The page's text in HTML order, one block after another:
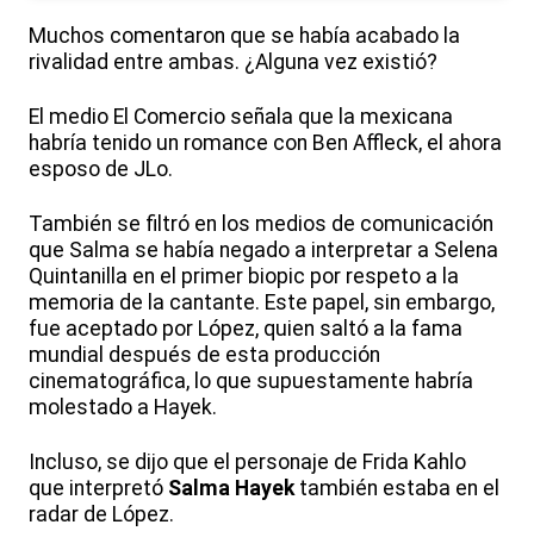
Muchos comentaron que se había acabado la
rivalidad entre ambas. ¿Alguna vez existió?
El medio El Comercio señala que la mexicana
habría tenido un romance con Ben Affleck, el ahora
esposo de JLo.
También se filtró en los medios de comunicación
que Salma se había negado a interpretar a Selena
Quintanilla en el primer biopic por respeto a la
memoria de la cantante. Este papel, sin embargo,
fue aceptado por López, quien saltó a la fama
mundial después de esta producción
cinematográfica, lo que supuestamente habría
molestado a Hayek.
Incluso, se dijo que el personaje de Frida Kahlo
que interpretó Salma Hayektambién estaba en el
radar de López.